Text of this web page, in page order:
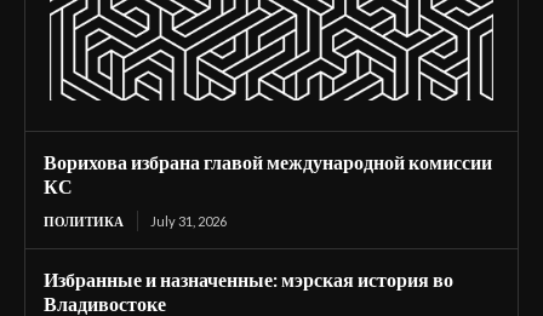
Ворихова избрана главой международной комиссии
КС
ПОЛИТИКА July 31, 2026
Избранные и назначенные: мэрская история во
Владивостоке